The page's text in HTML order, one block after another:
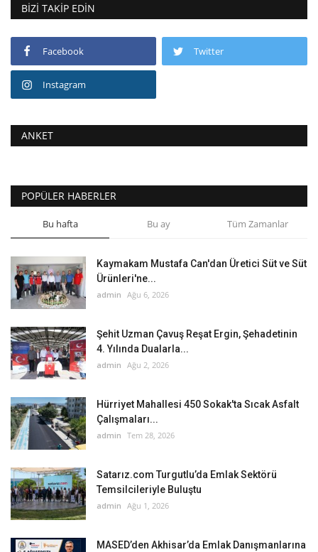
BIZI TAKIP EDIN
Facebook Twitter
Instagram
ANKET
POPÜLER HABERLER
Bu hafta Bu ay Tüm Zamanlar
Kaymakam Mustafa Can'dan Üretici Süt ve Süt
Ürünleri'ne...
admin Ağu 6, 2026
Şehit Uzman Çavuş Reşat Ergin, Şehadetinin
4. Yılında Dualarla...
admin Ağu 2, 2026
Hürriyet Mahallesi 450 Sokak'ta Sıcak Asfalt
Çalışmaları...
admin Tem 28, 2026
Satarız.com Turgutlu’da Emlak Sektörü
Temsilcileriyle Buluştu
admin Ağu 1, 2026
MASED’den Akhisar’da Emlak Danışmanlarına